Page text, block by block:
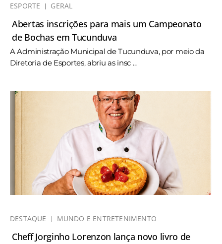
ESPORTE GERAL
Abertas inscrições para mais um Campeonato
de Bochas em Tucunduva
A Administração Municipal de Tucunduva, por meio da
Diretoria de Esportes, abriu as insc ...
DESTAQUE MUNDO E ENTRETENIMENTO
Cheff Jorginho Lorenzon lança novo livro de